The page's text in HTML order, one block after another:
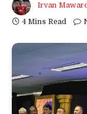
Irvan
4 Mins Read